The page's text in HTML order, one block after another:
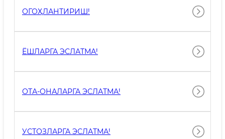
ОГОҲЛАНТИРИШ!
ЁШЛАРГА ЭСЛАТМА!
ОТА-ОНАЛАРГА ЭСЛАТМА!
УСТОЗЛАРГА ЭСЛАТМА!